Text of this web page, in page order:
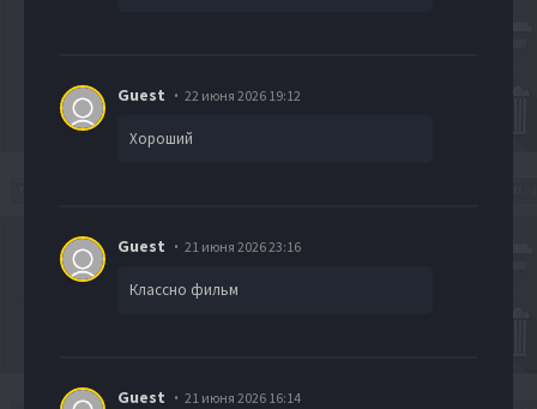
Guest 22 июня 2026 19:12
Хороший
Guest 21 июня 2026 23:16
Классно фильм
Guest 21 июня 2026 16:14